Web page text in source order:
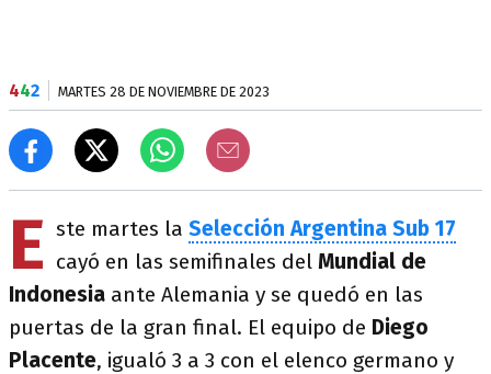
442 MARTES 28 DE NOVIEMBRE DE 2023
E ste martes la Selección Argentina Sub 17
cayó en las semifinales del Mundial de
Indonesia ante Alemania y se quedó en las
puertas de la gran final. El equipo de Diego
Placente, igualó 3 a 3 con el elenco germano y